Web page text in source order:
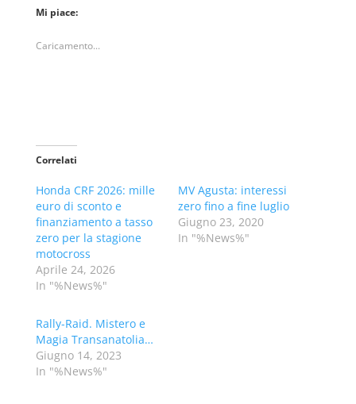
Mi piace:
Caricamento...
Correlati
Honda CRF 2026: mille
euro di sconto e
finanziamento a tasso
zero per la stagione
motocross
Aprile 24, 2026
In "%News%"
MV Agusta: interessi
zero fino a fine luglio
Giugno 23, 2020
In "%News%"
Rally-Raid. Mistero e
Magia Transanatolia…
Giugno 14, 2023
In "%News%"